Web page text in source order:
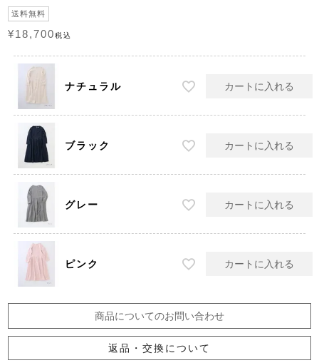
送料無料
¥18,700税込
ナチュラル カートに入れる
ブラック カートに入れる
グレー カートに入れる
ピンク カートに入れる
商品についてのお問い合わせ
返品・交換について